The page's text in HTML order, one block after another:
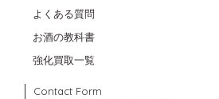
よくある質問
お酒の教科書
強化買取一覧
Contact Form